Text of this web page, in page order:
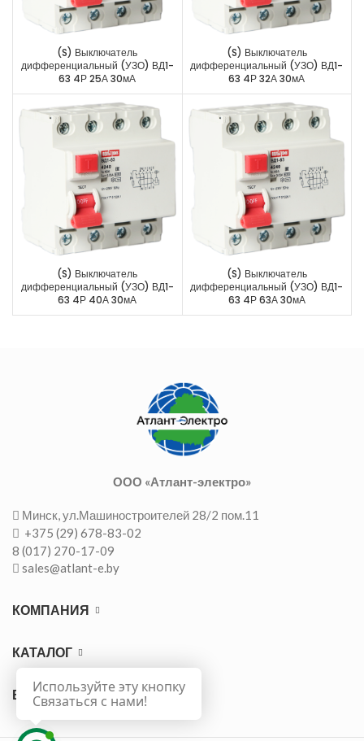
(S) Выключатель
дифференциальный (УЗО) ВД1-
63 4Р 25А 30мА
(S) Выключатель
дифференциальный (УЗО) ВД1-
63 4Р 32А 30мА
(S) Выключатель
дифференциальный (УЗО) ВД1-
63 4Р 40А 30мА
(S) Выключатель
дифференциальный (УЗО) ВД1-
63 4Р 63А 30мА
ООО «Атлант-электро»
Минск, ул.Машиностроителей 28/2 пом.11
+375 (29) 678-83-02
8 (017) 270-17-09
sales@atlant-e.by
КОМПАНИЯ
КАТАЛОГ
ВАЖНО
Используйте эту кнопку
Связаться с нами!